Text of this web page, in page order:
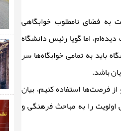
به فضای نامطلوب خوابگاهی
اما گویا رئیس دانشگاه
به تمامی خوابگاه‌ها سر
باشد.
فرصت‌ها استفاده کنیم، بیان
را به مباحث فرهنگی و